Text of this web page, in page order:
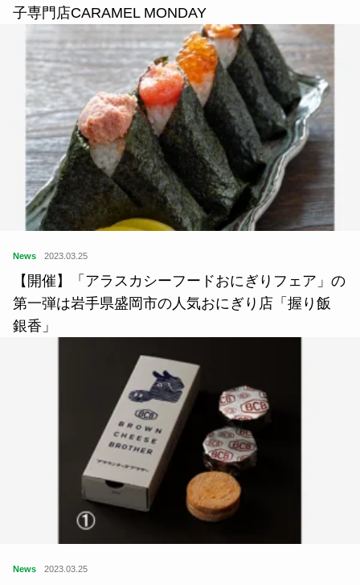
子専門店CARAMEL MONDAY
News 2023.03.25
【開催】「アラスカシーフードおにぎりフェア」の
第一弾は岩手県盛岡市の人気おにぎり店「握り飯
銀香」
News 2023.03.25